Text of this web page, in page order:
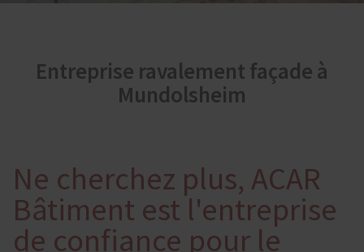
Entreprise ravalement façade à
Mundolsheim
Ne cherchez plus, ACAR
Bâtiment est l'entreprise
de confiance pour le